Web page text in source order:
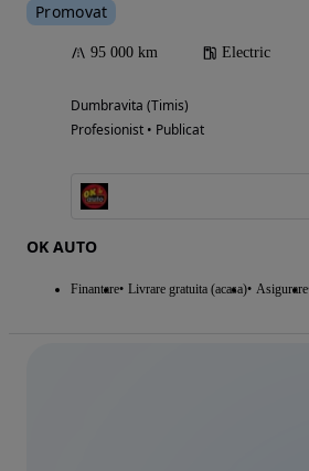
Promovat
95 000 km Electric
Dumbravita (Timis)
Profesionist • Publicat
OK AUTO
Finantare Livrare gratuita (acasa) Asigurare